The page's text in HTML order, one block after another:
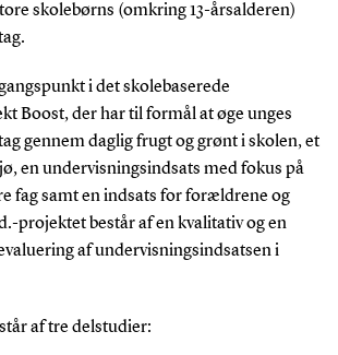
skolebørns (omkring 13-årsalderen)
i det skolebaserede
Boost, der har til formål at øge unges
gennem daglig frugt og grønt i skolen, et
en undervisningsindsats med fokus på
fag samt en indsats for forældrene og
projektet består af en kvalitativ og en
af undervisningsindsatsen i
af tre delstudier: